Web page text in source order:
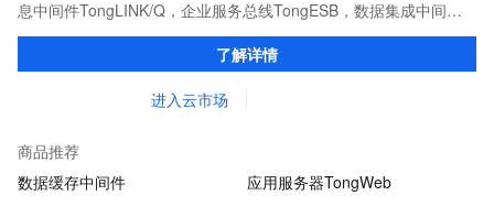
息中间件TongLINK/Q，企业服务总线TongESB，数据集成中间件
TongDI，智能运维管理平台TongOps，安全防护平台TongASDP。
了解详情
进入云市场
商品推荐
数据缓存中间件
应用服务器TongWeb